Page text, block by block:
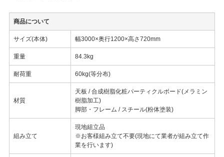
商品について
サイズ(本体) 幅3000×奥行1200×高さ720mm
重量 84.3kg
耐荷重 60kg(等分布)
材質
天板 / 合成樹脂化粧パーティクルボード(メラミン
樹脂加工)
脚部・フレーム / スチール(粉体塗装)
組み立て
現地組立品
※お客様組み立て不要(現地にて業者が組み立て作
業を行います)